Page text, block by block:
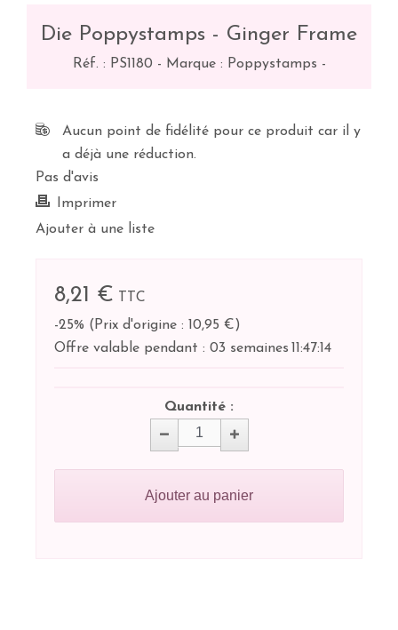
Die Poppystamps - Ginger Frame
Réf. : PS1180 - Marque : Poppystamps -
Aucun point de fidélité pour ce produit car il y
a déjà une réduction.
Pas d'avis
Imprimer
Ajouter à une liste
8,21 €
TTC
-25% ( Prix d'origine : 10,95 €)
Offre valable pendant : 03 semaines 11:47:13
Quantité :
Ajouter au panier